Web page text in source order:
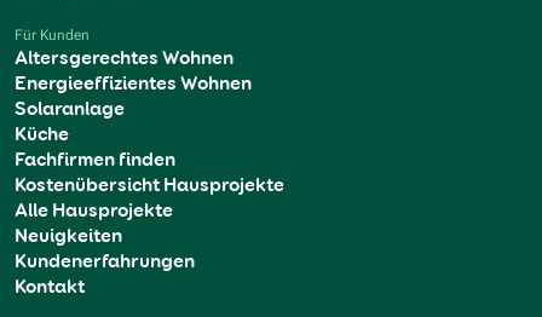
Für Kunden
Altersgerechtes Wohnen
Energieeffizientes Wohnen
Solaranlage
Küche
Fachfirmen finden
Kostenübersicht Hausprojekte
Alle Hausprojekte
Neuigkeiten
Kundenerfahrungen
Kontakt